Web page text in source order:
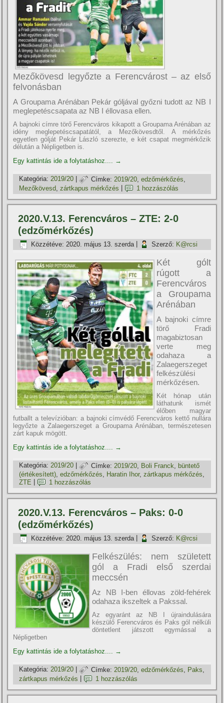
Mezőkövesd legyőzte a Ferencvárost – az első
felvonásban
A Groupama Arénában Pekár góljával győzni tudott az NB I
meglepetéscsapata az NB I éllovasa ellen.
A bajnoki cí­mre törő Ferencváros kikapott a Groupama Arénában az
idény meglepetéscsapatától, a Mezőkövesdtől. A mérkőzés
egyetlen gólját Pekár László szerezte, e két csapat megmérkőzik
délután a Népligetben is.
Egy kattintás ide a folytatáshoz.... →
Kategória: 2019/20 | Címke: 2019/20 ,edzőmérkőzés
Mezőkövesd ,zártkapus mérkőzés 1 hozzászólás
2020.V.13. Ferencváros – ZTE: 2-0
(edzőmérkőzés)
Közzétéve: 2020. május 13. szerda Szerző: K@rcsi
Két gólt
rúgott a
Ferencváros
a Groupama
Arénában
A bajnoki cí­mre
törő Fradi
magabiztosan
verte meg
odahaza a
Zalaegerszeget
felkészülési
mérkőzésen.
Két hónap után
láthatunk ismét
élőben magyar
futballt a televí­zióban: a bajnoki cí­mvédő Ferencváros kettő nullára
legyőzte a Zalaegerszeget a Groupama Arénában, természetesen
zárt kapuk mögött.
Egy kattintás ide a folytatáshoz.... →
Kategória: 2019/20 | Címke: 2019/20 Boli Franck ,büntető
(értékesí­tett),edzőmérkőzés, Haratin Ihor,zártkapus mérkőzés,
ZTE
1 hozzászólás
2020.V.13. Ferencváros – Paks: 0-0
(edzőmérkőzés)
Közzétéve: 2020. május 13. szerda Szerző: K@rcsi
Felkészülés: nem született
gól a Fradi első szerdai
meccsén
Az NB I-ben éllovas zöld-fehérek
odahaza ikszeltek a Pakssal.
Az egyaránt az NB I újraindulására
készülő Ferencváros és Paks gól nélküli
döntetlent játszott egymással a
Népligetben
Egy kattintás ide a folytatáshoz.... →
Kategória: 2019/20 | Címke: 2019/20 ,edzőmérkőzés Paks
zártkapus mérkőzés
1 hozzászólás